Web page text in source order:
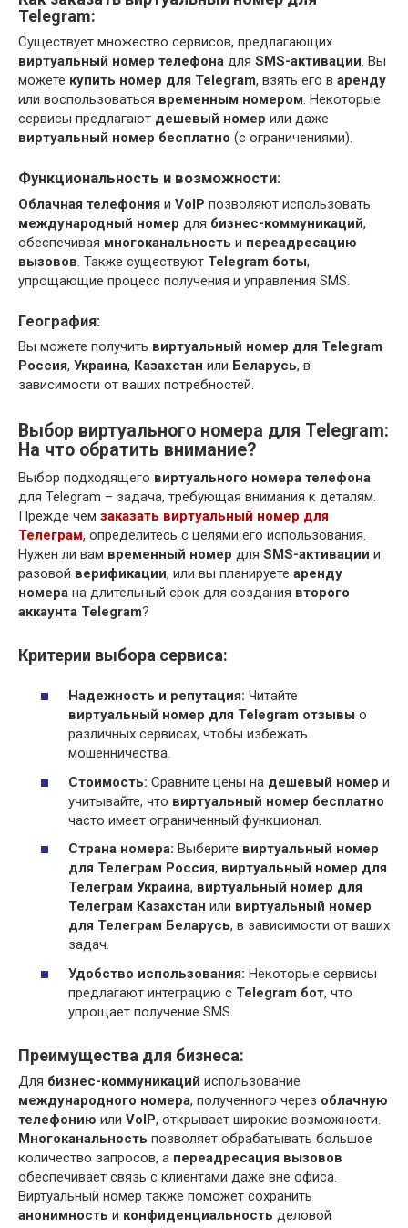
Telegram:
Существует множество сервисов, предлагающих
виртуальный номер телефона для SMS-активации. Вы
можете купить номер для Telegram, взять его в аренду
или воспользоваться временным номером. Некоторые
сервисы предлагают дешевый номер или даже
виртуальный номер бесплатно (с ограничениями).
Функциональность и возможности:
Облачная телефония и VoIP позволяют использовать
международный номер для бизнес-коммуникаций,
обеспечивая многоканальность и переадресацию
вызовов . Также существуют Telegram боты,
упрощающие процесс получения и управления SMS.
География:
Вы можете получить виртуальный номер для Telegram
Россия, Украина, Казахстан или Беларусь, в
зависимости от ваших потребностей.
Выбор виртуального номера для Telegram:
На что обратить внимание?
Выбор подходящего виртуального номера телефона
для Telegram – задача, требующая внимания к деталям.
Прежде чем заказать виртуальный номер для
Телеграм, определитесь с целями его использования.
Нужен ли вам временный номер для SMS-активации и
разовой верификации, или вы планируете аренду
номера на длительный срок для создания второго
аккаунта Telegram?
Критерии выбора сервиса:
Надежность и репутация: Читайте
виртуальный номер для Telegram отзывы о
различных сервисах, чтобы избежать
мошенничества.
Стоимость: Сравните цены на дешевый номер и
учитывайте, что виртуальный номер бесплатно
часто имеет ограниченный функционал.
Страна номера: Выберите виртуальный номер
для Телеграм Россия, виртуальный номер для
Телеграм Украина, виртуальный номер для
Телеграм Казахстан или виртуальный номер
для Телеграм Беларусь, в зависимости от ваших
задач.
Удобство использования: Некоторые сервисы
предлагают интеграцию с Telegram бот, что
упрощает получение SMS.
Преимущества для бизнеса:
Для бизнес-коммуникаций использование
международного номера, полученного через облачную
телефонию или VoIP, открывает широкие возможности.
Многоканальность позволяет обрабатывать большое
количество запросов, а переадресация вызовов
обеспечивает связь с клиентами даже вне офиса.
Виртуальный номер также поможет сохранить
анонимность и конфиденциальность деловой